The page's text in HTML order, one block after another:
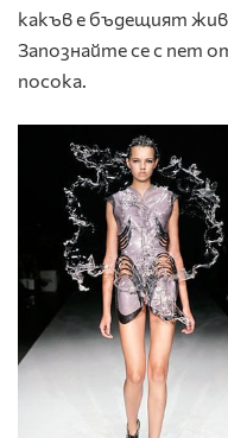
какъв е бъдещият
Запознайте се с пет
посока.